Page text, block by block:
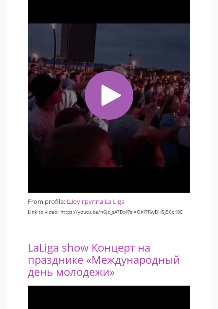
From profile: Шоу группа La Liga
Link to video: https://youtu.be/n6jz_sATDt4?si=Onl7RwDH5j56cK8E
LaLiga show Концерт на
празднике «Международный
день молодежи»